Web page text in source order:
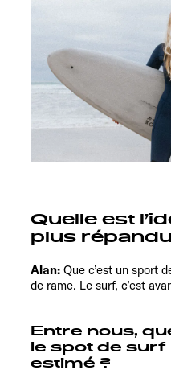
Quelle est
plus
Alan: Que c’est un sport
de rame. Le surf, c’est
Entre nous,
le spot de surf
estimé ?